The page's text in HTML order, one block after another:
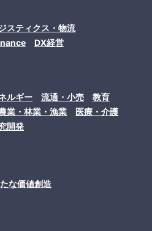
スティクス・物流
DX経営
ルギー 流通・小売
教育
業・林業・漁業
医療・介護
開発
な価値創造